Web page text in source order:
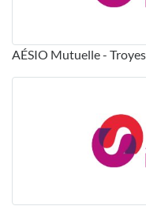
AÉSIO Mutuelle - Troyes